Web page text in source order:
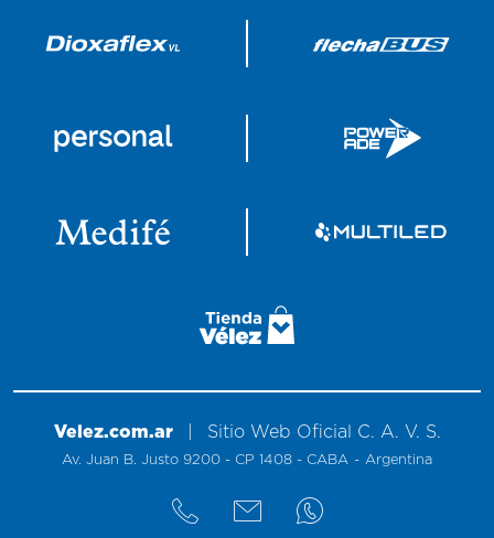
Velez.com.ar Sitio Web Oficial C. A. V. S.
Av. Juan B. Justo 9200 - CP 1408 - CABA - Argentina